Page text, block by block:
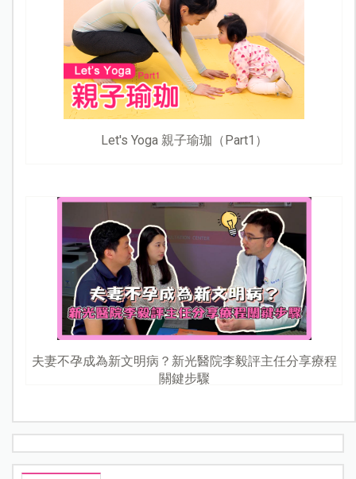
Let's Yoga 親子瑜珈（Part1）
夫妻不孕成為新文明病？新光醫院李毅評主任分享療程
關鍵步驟